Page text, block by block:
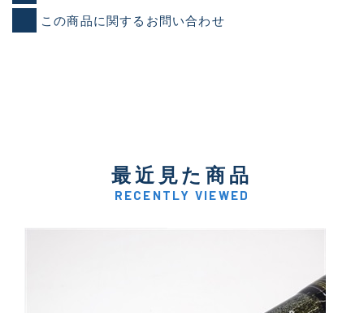
この商品に関するお問い合わせ
最近見た商品
RECENTLY VIEWED